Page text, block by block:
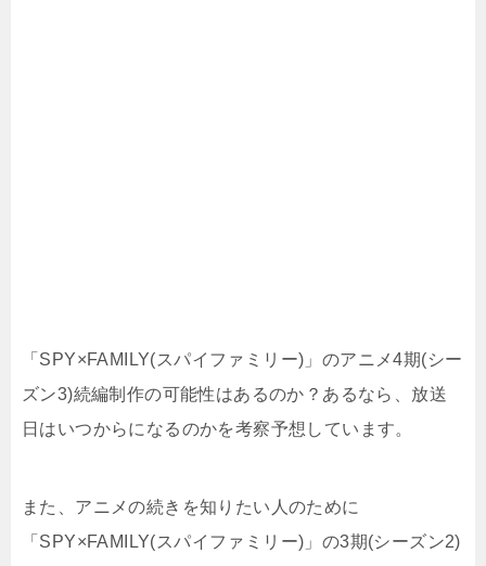
「SPY×FAMILY(スパイファミリー)」のアニメ4期(シー
ズン3)続編制作の可能性はあるのか？あるなら、放送
日はいつからになるのかを考察予想しています。
また、アニメの続きを知りたい人のために
「SPY×FAMILY(スパイファミリー)」の3期(シーズン2)